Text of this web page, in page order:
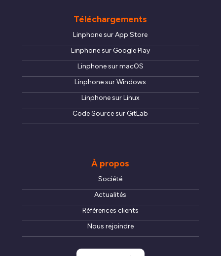
Téléchargements
Linphone sur App Store
Linphone sur Google Play
Linphone sur macOS
Linphone sur Windows
Linphone sur Linux
Code Source sur GitLab
À propos
Société
Actualités
Références clients
Nous rejoindre